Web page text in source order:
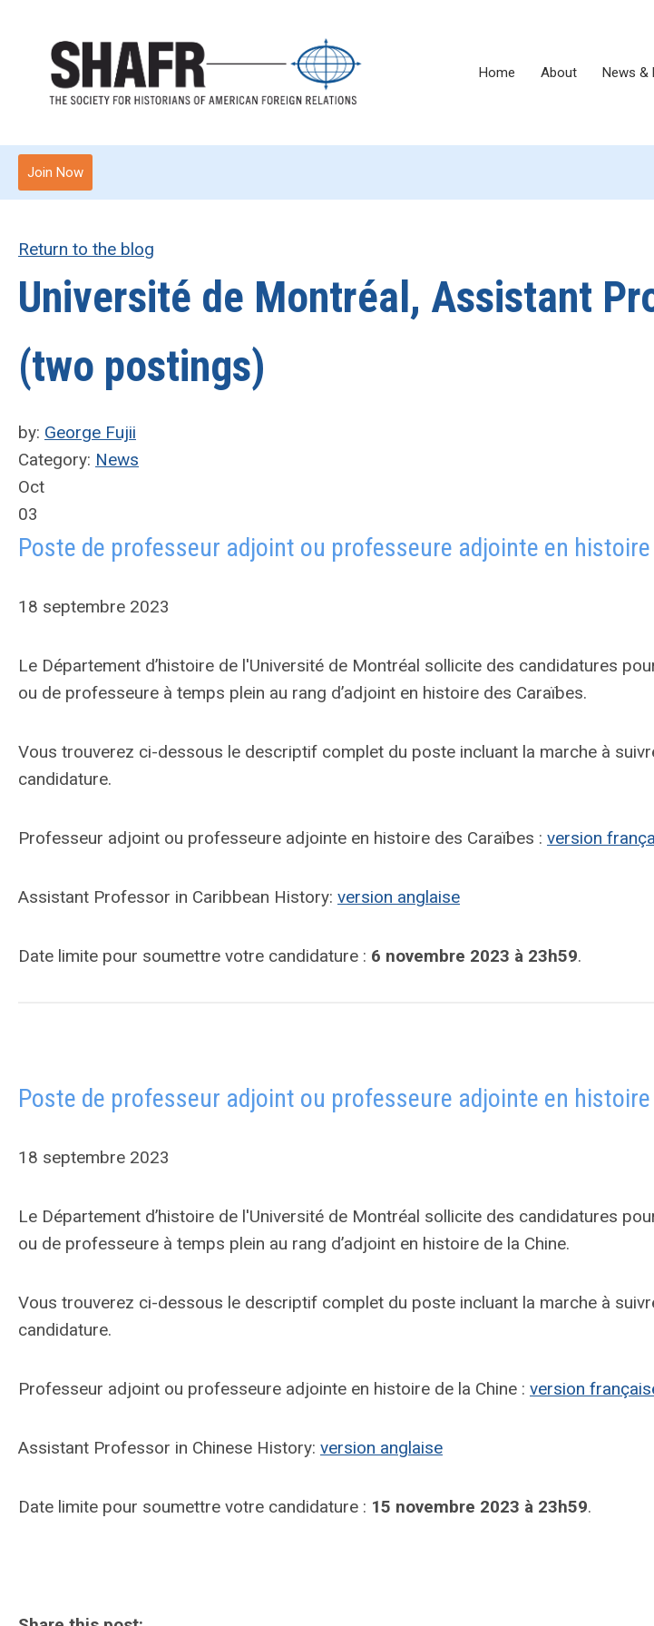
Home About News &
Join Now
Return to the blog
Université de Montréal, Assistant
(two postings)
by: George Fujii
Category: News
Oct
03
Poste de professeur adjoint ou professeure adjointe en histoire
18 septembre 2023
Le Département d’histoire de l'Université de Montréal sollicite des candidatures
ou de professeure à temps plein au rang d’adjoint en histoire des Caraïbes.
Vous trouverez ci-dessous le descriptif complet du poste incluant la marche à
candidature.
Professeur adjoint ou professeure adjointe en histoire des Caraïbes : version
Assistant Professor in Caribbean History: version anglaise
Date limite pour soumettre votre candidature : 6 novembre 2023 à 23h59.
Poste de professeur adjoint ou professeure adjointe en histoire
18 septembre 2023
Le Département d’histoire de l'Université de Montréal sollicite des candidatures
ou de professeure à temps plein au rang d’adjoint en histoire de la Chine.
Vous trouverez ci-dessous le descriptif complet du poste incluant la marche à
candidature.
Professeur adjoint ou professeure adjointe en histoire de la Chine : version
Assistant Professor in Chinese History: version anglaise
Date limite pour soumettre votre candidature : 15 novembre 2023 à 23h59.